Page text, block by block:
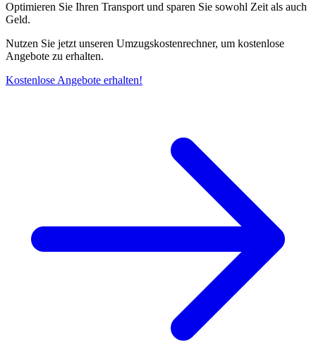
Optimieren Sie Ihren Transport und sparen Sie sowohl Zeit als auch
Geld.
Nutzen Sie jetzt unseren Umzugskostenrechner, um kostenlose
Angebote zu erhalten.
Kostenlose Angebote erhalten!